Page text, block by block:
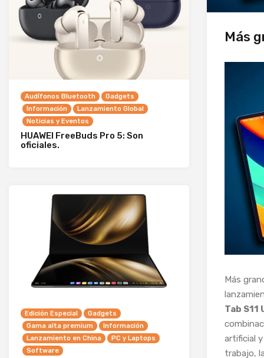
Más
Más
Tab S11
artificial
trabajo,
Audífonos Bluetooth
Gadgets
Información
Lanzamiento Global
Noticias y Eventos
HUAWEI FreeBuds Pro 5: Son
oficiales.
Edición Especial
Gadgets
Gama alta premium
Información
Lanzamiento en China
PC y Laptops
Software